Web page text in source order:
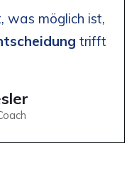
was möglich ist,
trifft